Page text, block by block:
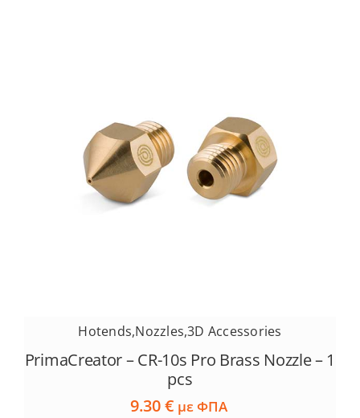
Hotends,Nozzles,3D Accessories
PrimaCreator – CR-10s Pro Brass Nozzle – 1
pcs
9.30€ με ΦΠΑ